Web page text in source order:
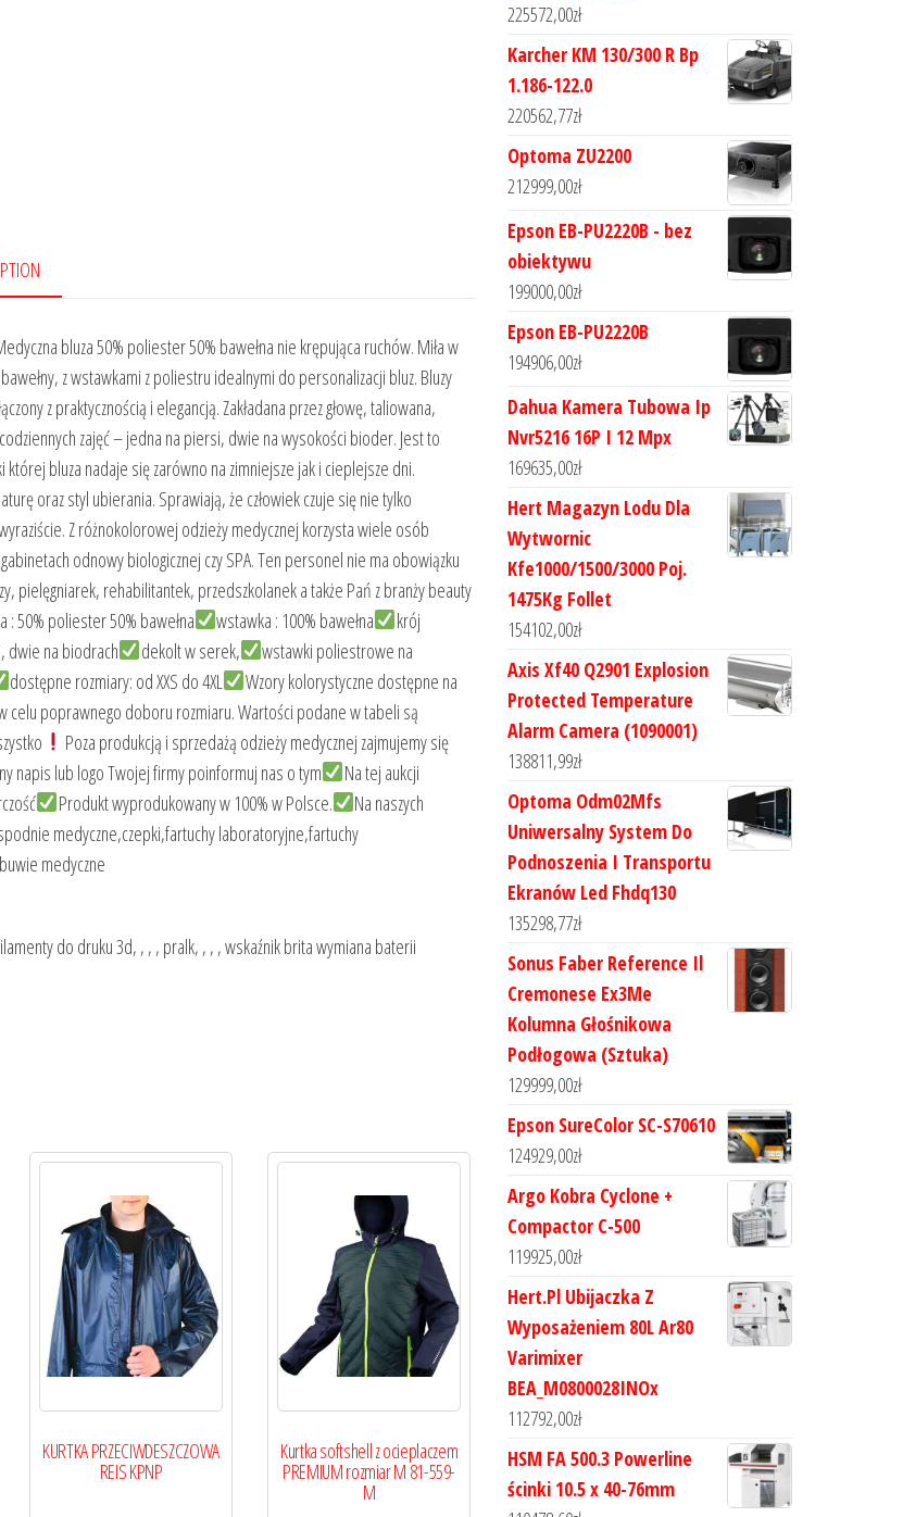
bluza 50% poliester 50% bawełna nie krępująca ruchów. Miła w
z wstawkami z poliestru idealnymi do personalizacji bluz. Bluzy
z praktycznością i elegancją. Zakładana przez głowę, taliowana,
zajęć – jedna na piersi, dwie na wysokości bioder. Jest to
bluza nadaje się zarówno na zimniejsze jak i cieplejsze dni.
oraz styl ubierania. Sprawiają, że człowiek czuje się nie tylko
Z różnokolorowej odzieży medycznej korzysta wiele osób
odnowy biologicznej czy SPA. Ten personel nie ma obowiązku
pielęgniarek, rehabilitantek, przedszkolanek a także Pań z branży beauty
: 50% poliester 50% bawełna wstawka : 100% bawełna
krój
dwie na biodrach dekolt w serek,
wstawki poliestrowe na
dostępne rozmiary: od XXS do 4XL
Wzory kolorystyczne dostępne na
celu poprawnego doboru rozmiaru. Wartości podane w tabeli są
Poza produkcją i sprzedażą odzieży medycznej zajmujemy się
napis lub logo Twojej firmy poinformuj nas o tym
Na tej aukcji
Produkt wyprodukowany w 100% w Polsce.
Na naszych
medyczne,czepki,fartuchy laboratoryjne,fartuchy
medyczne
do druku 3d, , , , pralk, , , , wskaźnik brita wymiana baterii
KURTKA PRZECIWDESZCZOWA
REIS KPNP
Kurtka softshell z ocieplaczem
PREMIUM rozmiar M 81-559-
M
225572,00zł
Karcher KM 130/300 R Bp
1.186-122.0
220562,77zł
Optoma ZU2200
212999,00zł
Epson EB-PU2220B - bez
obiektywu
199000,00zł
Epson EB-PU2220B
194906,00zł
Dahua Kamera Tubowa Ip
Nvr5216 16P I 12 Mpx
169635,00zł
Hert Magazyn Lodu Dla
Wytwornic
Kfe1000/1500/3000 Poj.
1475Kg Follet
154102,00zł
Axis Xf40 Q2901 Explosion
Protected Temperature
Alarm Camera (1090001)
138811,99zł
Optoma Odm02Mfs
Uniwersalny System Do
Podnoszenia I Transportu
Ekranów Led Fhdq130
135298,77zł
Sonus Faber Reference Il
Cremonese Ex3Me
Kolumna Głośnikowa
Podłogowa (Sztuka)
129999,00zł
Epson SureColor SC-S70610
124929,00zł
Argo Kobra Cyclone +
Compactor C-500
119925,00zł
Hert.Pl Ubijaczka Z
Wyposażeniem 80L Ar80
Varimixer
BEA_M0800028INOx
112792,00zł
HSM FA 500.3 Powerline
ścinki 10.5 x 40-76mm